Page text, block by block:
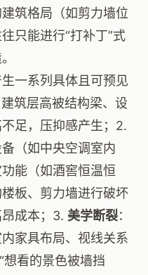
筑格局（如剪力墙位
只能进行“打补丁”式
一系列具体且可预见
建筑层高被结构梁、设
足，压抑感产生；2.
（如中央空调室内
能（如酒窖恒温恒
板、剪力墙进行破坏
成本；3. 美学断裂：
家具布局、视线关系
想看的景色被墙挡